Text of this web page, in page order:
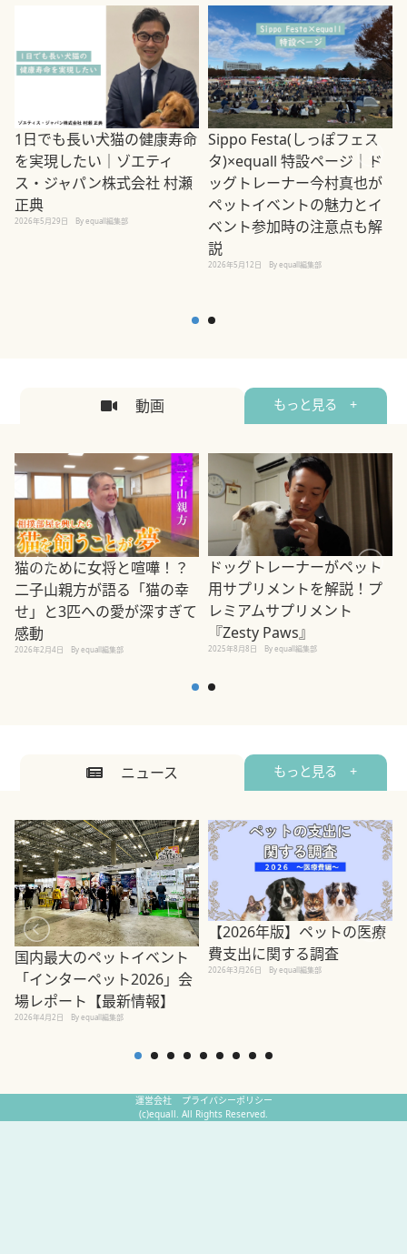
1日でも長い犬猫の健康寿命
を実現したい｜ゾエティ
ス・ジャパン株式会社 村瀬
正典
2026年5月29日 By equall編集部
Sippo Festa(しっぽフェス
タ)×equall 特設ページ｜ド
ッグトレーナー今村真也が
ペットイベントの魅力とイ
ベント参加時の注意点も解
説
2026年5月12日 By equall編集部
動画 もっと見る +
猫のために女将と喧嘩！？
二子山親方が語る「猫の幸
せ」と3匹への愛が深すぎて
感動
2026年2月4日 By equall編集部
ドッグトレーナーがペット
用サプリメントを解説！プ
レミアムサプリメント
『Zesty Paws』
2025年8月8日 By equall編集部
ニュース もっと見る +
国内最大のペットイベント
「インターペット2026」会
場レポート【最新情報】
2026年4月2日 By equall編集部
【2026年版】ペットの医療
費支出に関する調査
2026年3月26日 By equall編集部
運営会社
プライバシーポリシー
(c)equall. All Rights Reserved.